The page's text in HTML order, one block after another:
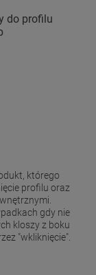
do profilu
którego
profilu oraz
gdy nie
kloszy z boku
"wkliknięcie".